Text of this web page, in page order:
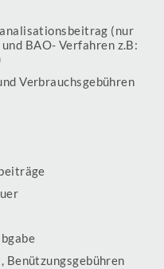
(nur
BAO- Verfahren z.B:
Verbrauchsgebühren
Benützungsgebühren